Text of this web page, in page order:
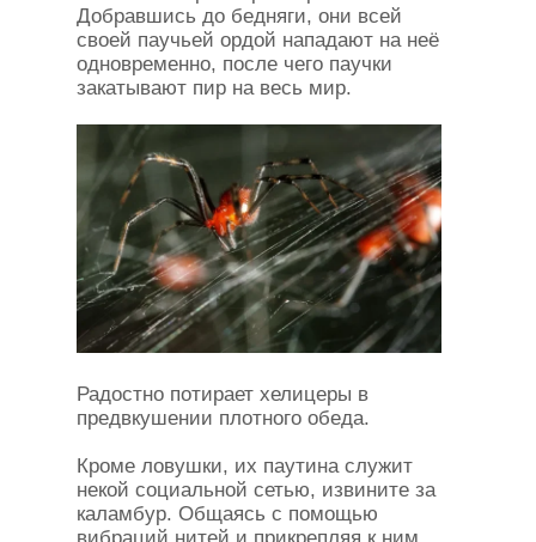
Добравшись до бедняги, они всей
своей паучьей ордой нападают на неё
одновременно, после чего паучки
закатывают пир на весь мир.
Радостно потирает хелицеры в
предвкушении плотного обеда.
Кроме ловушки, их паутина служит
некой социальной сетью, извините за
каламбур. Общаясь с помощью